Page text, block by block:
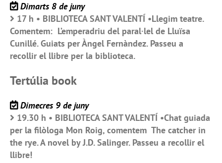
Dimarts 8 de juny
17 h • BIBLIOTECA SANT VALENTÍ •Llegim teatre.
Comentem: L’emperadriu del paral·lel de Lluïsa
Cunillé. Guiats per Àngel Fernàndez. Passeu a
recollir el llibre per la biblioteca.
Tertúlia book
Dimecres 9 de juny
19.30 h • BIBLIOTECA SANT VALENTÍ •Chat guiada
per la filòloga Mon Roig, comentem The catcher in
the rye. A novel by J.D. Salinger. Passeu a recollir el
llibre!